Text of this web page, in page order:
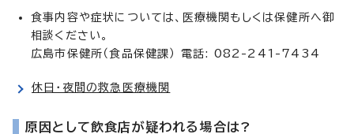
食事内容や症状については、医療機関もしくは保健所へ御
相談ください。
広島市保健所（食品保健課） 電話: 082-241-7434
休日・夜間の救急医療機関
原因として飲食店が疑われる場合は?